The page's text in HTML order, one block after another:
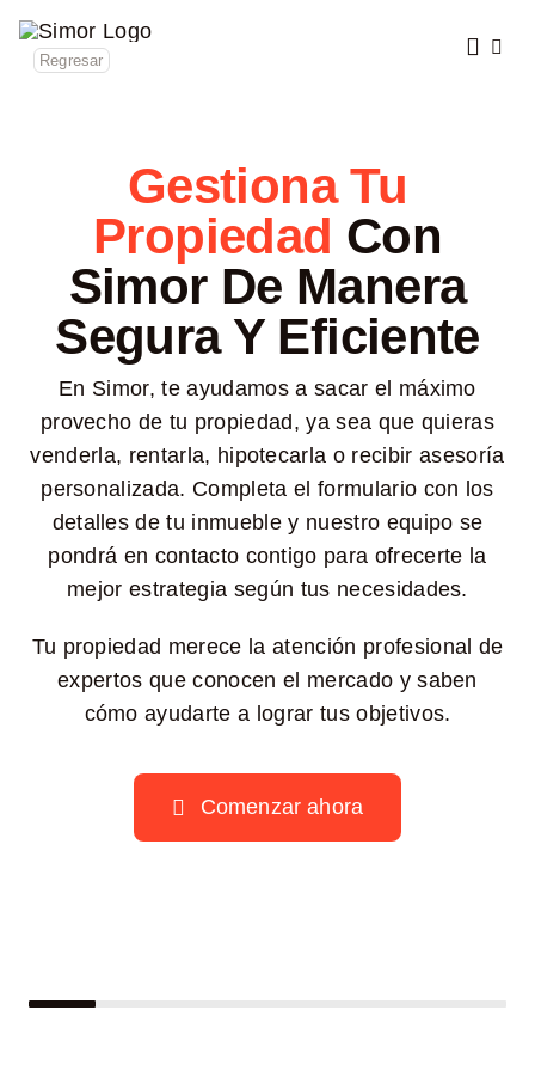
Saltar
Regresar
Gestiona Tu
Propiedad Con
Simor De Manera
Segura Y Eficiente
En Simor, te ayudamos a sacar el máximo
provecho de tu propiedad, ya sea que quieras
venderla, rentarla, hipotecarla o recibir asesoría
personalizada. Completa el formulario con los
detalles de tu inmueble y nuestro equipo se
pondrá en contacto contigo para ofrecerte la
mejor estrategia según tus necesidades.
Tu propiedad merece la atención profesional de
expertos que conocen el mercado y saben
cómo ayudarte a lograr tus objetivos.
Comenzar ahora